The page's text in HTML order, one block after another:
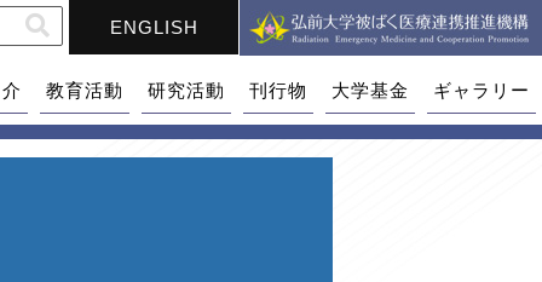
ENGLISH
教育活動 研究活動 刊行物 大学基金 ギャラリー